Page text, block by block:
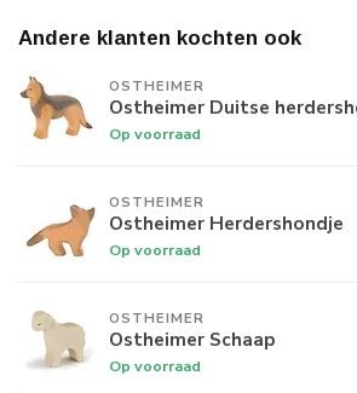
Andere klanten kochten ook
OSTHEIMER
Ostheimer Duitse
Op voorraad
OSTHEIMER
Ostheimer Herdershondje
Op voorraad
OSTHEIMER
Ostheimer Schaap
Op voorraad